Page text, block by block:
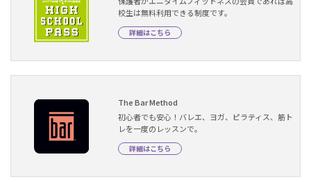
校生は無料利用できる制度です。
詳細はこちら
The Bar Method
初心者でも安心！バレエ、ヨガ、ピラティス、筋ト
レを一度のレッスンで。
詳細はこちら